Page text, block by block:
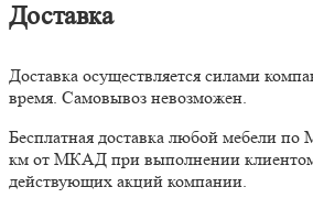
Доставка
Доставка осуществляется силами
время. Самовывоз невозможен.
Бесплатная доставка любой мебели по
км от МКАД при выполнении
действующих акций компании.